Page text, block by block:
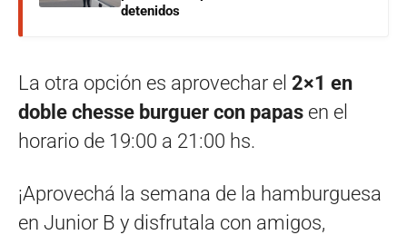
detenidos
La otra opción es aprovechar el 2×1 en
doble chesse burguer con papas en el
horario de 19:00 a 21:00 hs.
¡Aprovechá la semana de la hamburguesa
en Junior B y disfrutala con amigos,